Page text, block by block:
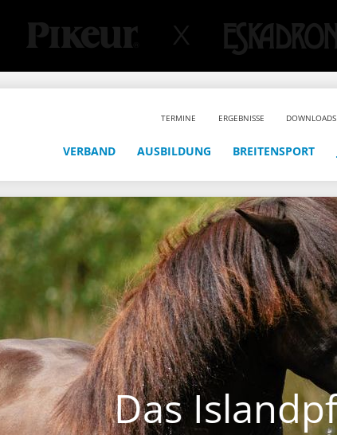
TERMINE ERGEBNISSE DOWNLOADS
VERBAND AUSBILDUNG BREITENSPORT
Das Islandpferd